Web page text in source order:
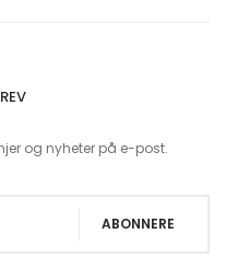
og nyheter på e-post.
ABONNERE